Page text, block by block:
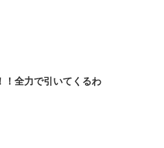
！全力で引いてくるわ